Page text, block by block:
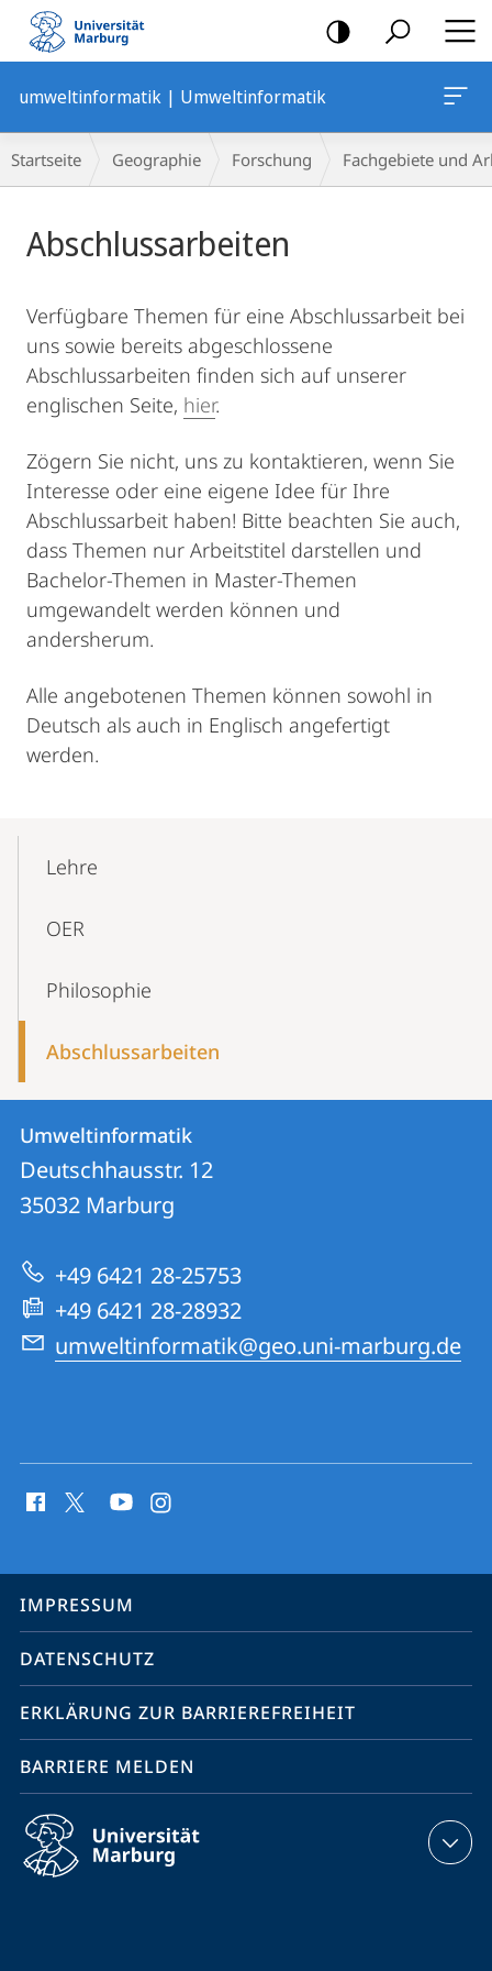
Mobile-
Navigation
umweltinformatik | Umweltinformatik
Breadcrumb-
Navigation
Startseite Geographie Forschung Fachgebiete und
Abschlussarbeiten
Verfügbare Themen für eine Abschlussarbeit bei
uns sowie bereits abgeschlossene
Abschlussarbeiten finden sich auf unserer
englischen Seite, hier.
Zögern Sie nicht, uns zu kontaktieren, wenn Sie
Interesse oder eine eigene Idee für Ihre
Abschlussarbeit haben! Bitte beachten Sie auch,
dass Themen nur Arbeitstitel darstellen und
Bachelor-Themen in Master-Themen
umgewandelt werden können und
andersherum.
Alle angebotenen Themen können sowohl in
Deutsch als auch in Englisch angefertigt
werden.
Navigation
Lehre
OER
Philosophie
Abschlussarbeiten
Kontakt
und
Informationen
zur
Website
Kontaktinformationen
Umweltinformatik
Umweltinformatik
Deutschhausstr. 12
35032 Marburg
+49 6421 28-25753
+49 6421 28-28932
umweltinformatik@geo.uni-marburg.de
Media
Service-
Navigation
IMPRESSUM
DATENSCHUTZ
ERKLÄRUNG ZUR BARRIEREFREIHEIT
BARRIERE MELDEN